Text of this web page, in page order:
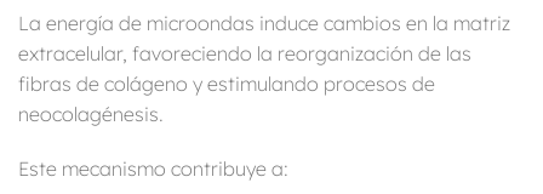
La energía de microondas induce cambios en la matriz
extracelular, favoreciendo la reorganización de las
fibras de colágeno y estimulando procesos de
neocolagénesis.
Este mecanismo contribuye a: